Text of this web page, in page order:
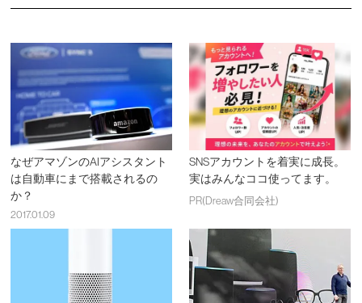
なぜアマゾンのAIアシスタント
は自動車にまで搭載されるの
か？
2017.01.09
SNSアカウントを着実に成長。
実はみんなココ使ってます。
PR(Dreaw合同会社)